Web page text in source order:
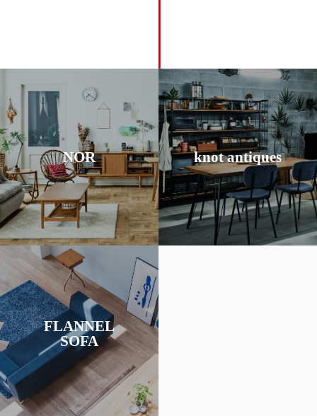
NOR
ノル
1960～70年代の北欧ヴィ
ンテージ家具から当時の
テイストや構造などを丁
寧に抽出し、色合いやデ
ザインに懐かしさを残し
たオリジナル家具。
家具をチェッ
ク
FLANNEL
SOFA
名古屋で長年ソファを作
り続けてきたソファメー
カーから、1997年にオリ
ジナルブランドとして誕
生。現在に至るまで、ソ
ファメーカーとして培っ
てきた経験と技術をもと
に、北名古屋市にある自
社工場でソファを製作し
ている。
家具をチェッ
ク
knot antiques
ノットアンティ
ークス
古木や節の入った材など
とスチールを組み合せて
インダストリアルな雰囲
気に仕上げたシリーズ。
建築廃材や工業用パーツ
などを組み合わせ鉄や木
の素材感を無骨に表現し
たオリジナル家具。
家具をチェッ
ク